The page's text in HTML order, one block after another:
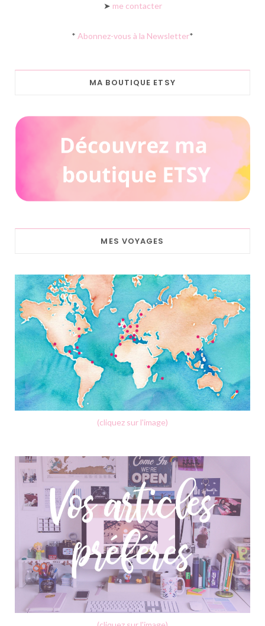
➤ me contacter
* Abonnez-vous à la Newsletter*
MA BOUTIQUE ETSY
MES VOYAGES
(cliquez sur l'image)